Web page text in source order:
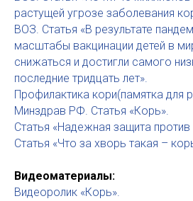
растущей угрозе заболевания
ВОЗ. Статья «В результате
масштабы вакцинации детей в
снижаться и достигли самого
последние тридцать лет».
Профилактика кори(памятка для
Минздрав РФ. Статья «Корь».
Статья «Надежная защита против
Статья «Что за хворь такая –
Видеоматериалы:
Видеоролик «Корь».